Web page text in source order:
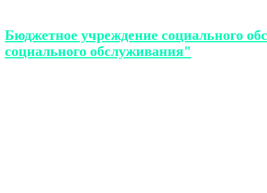
Бюджетное учреждение социального
социального обслуживания"